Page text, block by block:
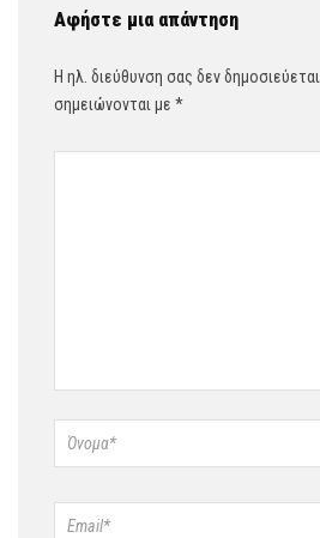
Αφήστε μια απάντηση
Η ηλ. διεύθυνση σας δεν δημοσιεύεται.
σημειώνονται με *